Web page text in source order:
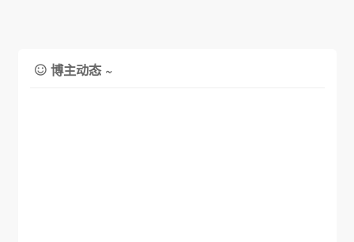
 博主动态 ~